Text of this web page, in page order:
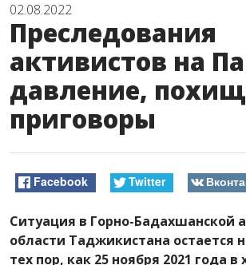
02.08.2022
Преследования
активистов на
давление,
приговоры
Facebook Twitter
Ситуация в Горно-Бадахшанской
области Таджикистана остается
тех пор, как 25 ноября 2021 года в